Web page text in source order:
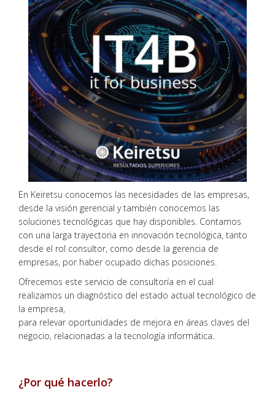
En Keiretsu conocemos las necesidades de las empresas,
desde la visión gerencial y también conocemos las
soluciones tecnológicas que hay disponibles. Contamos
con una larga trayectoria en innovación tecnológica, tanto
desde el rol consultor, como desde la gerencia de
empresas, por haber ocupado dichas posiciones.
Ofrecemos este servicio de consultoría en el cual
realizamos un diagnóstico del estado actual tecnológico de
la empresa,
para relevar oportunidades de mejora en áreas claves del
negocio, relacionadas a la tecnología informática.
¿Por qué hacerlo?